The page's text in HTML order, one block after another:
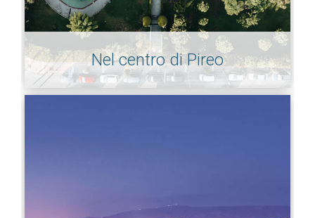
Nel centro di Pireo